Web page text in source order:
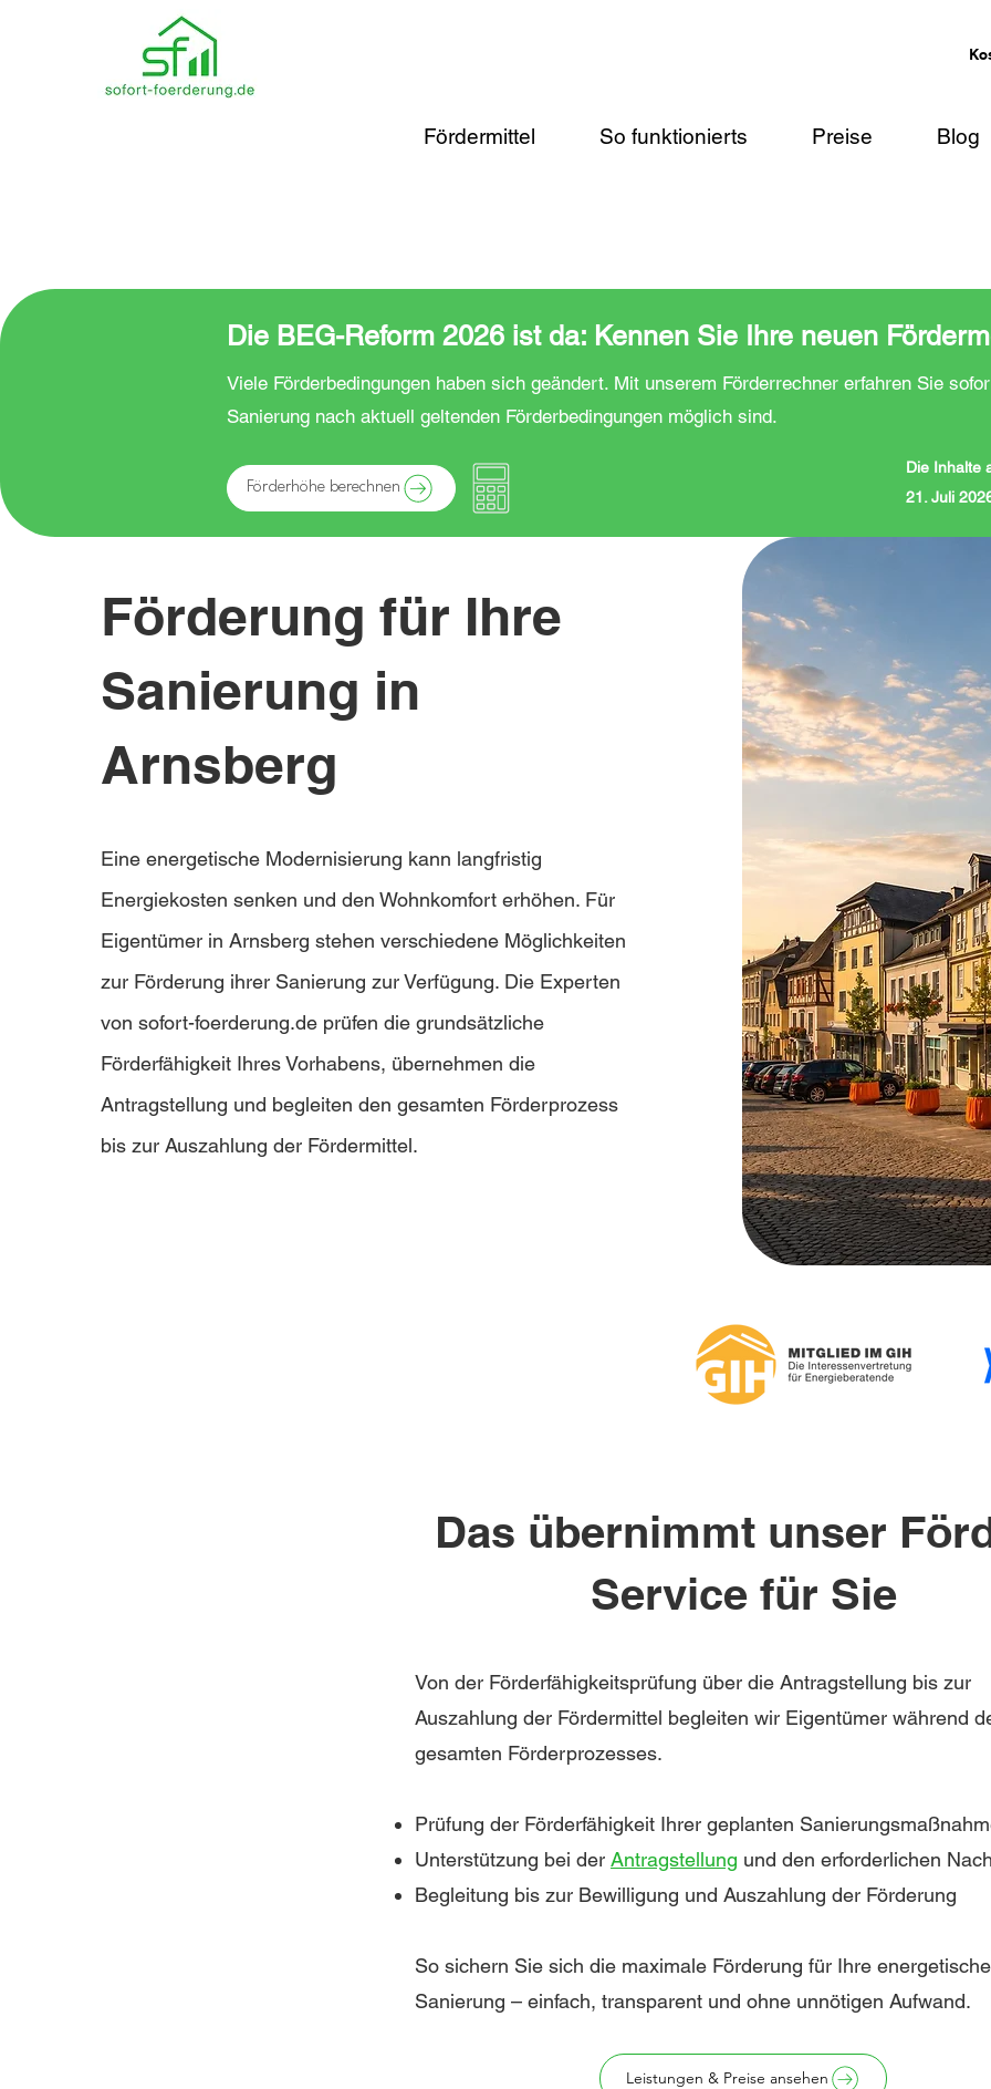
Fördermittel So funktionierts Preise Blog
Die BEG-Reform 2026 ist da: Kennen Sie Ihre neuen
Viele Förderbedingungen haben sich geändert. Mit unserem Förderrechner erfahren Sie
Sanierung nach aktuell geltenden Förderbedingungen möglich sind.
Förderhöhe berechnen
Die Inhalte
21. Juli
Förderung für Ihre
Sanierung in
Arnsberg
Eine energetische Modernisierung kann langfristig
Energiekosten senken und den Wohnkomfort erhöhen. Für
Eigentümer in Arnsberg stehen verschiedene Möglichkeiten
zur Förderung ihrer Sanierung zur Verfügung. Die Experten
von sofort-foerderung.de prüfen die grundsätzliche
Förderfähigkeit Ihres Vorhabens, übernehmen die
Antragstellung und begleiten den gesamten Förderprozess
bis zur Auszahlung der Fördermittel.
Das übernimmt unser
Service für Sie
Von der Förderfähigkeitsprüfung über die Antragstellung bis zur
Auszahlung der Fördermittel begleiten wir Eigentümer während
gesamten Förderprozesses.
Prüfung der Förderfähigkeit Ihrer geplanten
Unterstützung bei der Antragstellung und den erforderlichen
Begleitung bis zur Bewilligung und Auszahlung der Förderung
So sichern Sie sich die maximale Förderung für Ihre energetische
Sanierung – einfach, transparent und ohne unnötigen Aufwand.
Leistungen & Preise ansehen